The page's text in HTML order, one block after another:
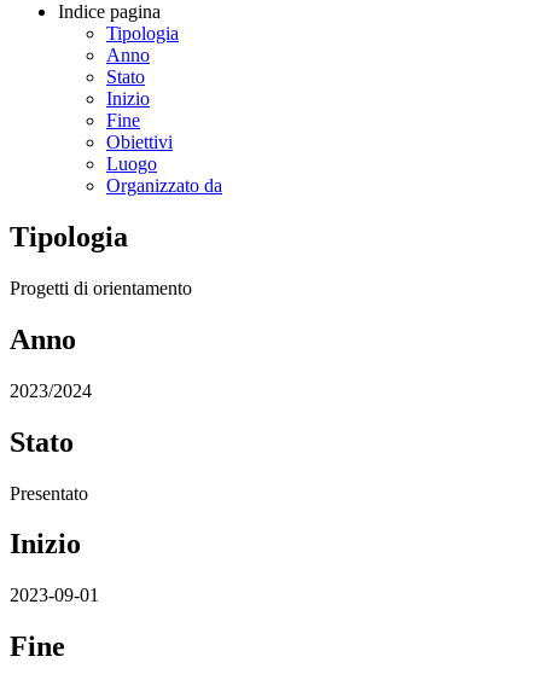
Indice pagina
Tipologia
Anno
Stato
Inizio
Fine
Obiettivi
Luogo
Organizzato da
Tipologia
Progetti di orientamento
Anno
2023/2024
Stato
Presentato
Inizio
2023-09-01
Fine